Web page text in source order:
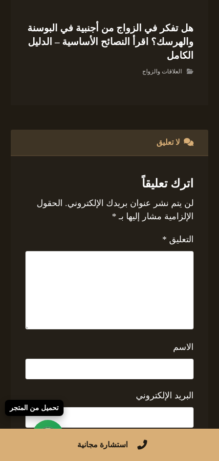
هل تفكر في الزواج من أجنبية في البوسنة
والهرسك؟ اقرأ النصائح الأساسية – الدليل
الكامل
العلاقات والزواج
لا تعليق
اترك تعليقاً
لن يتم نشر عنوان بريدك الإلكتروني. الحقول
الإلزامية مشار إليها بـ *
التعليق *
الاسم
البريد الإلكتروني
الموقع الإلكتروني استشارة مجانية
تحميل من المتجر